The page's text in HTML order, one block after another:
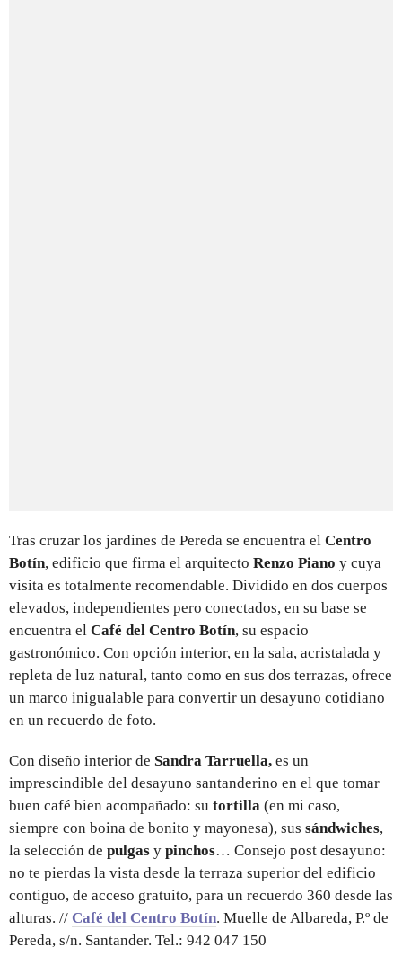
Tras cruzar los jardines de Pereda se encuentra el Centro
Botín, edificio que firma el arquitecto Renzo Piano y cuya
visita es totalmente recomendable. Dividido en dos cuerpos
elevados, independientes pero conectados, en su base se
encuentra el Café del Centro Botín, su espacio
gastronómico. Con opción interior, en la sala, acristalada y
repleta de luz natural, tanto como en sus dos terrazas, ofrece
un marco inigualable para convertir un desayuno cotidiano
en un recuerdo de foto.
Con diseño interior de Sandra Tarruella, es un
imprescindible del desayuno santanderino en el que tomar
buen café bien acompañado: su tortilla (en mi caso,
siempre con boina de bonito y mayonesa), sus sándwiches,
la selección de pulgas y pinchos… Consejo post desayuno:
no te pierdas la vista desde la terraza superior del edificio
contiguo, de acceso gratuito, para un recuerdo 360 desde las
alturas. // Café del Centro Botín. Muelle de Albareda, P.º de
Pereda, s/n. Santander. Tel.: 942 047 150